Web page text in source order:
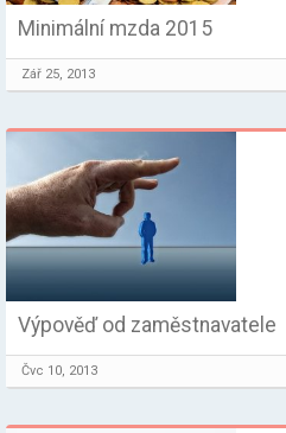
Minimální mzda 2015
Zář 25, 2013
Výpověď od zaměstnavatele
Čvc 10, 2013